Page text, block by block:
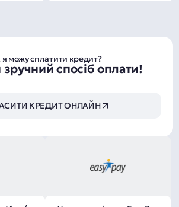
я можу сплатити кредит?
спосіб оплати!
КРЕДИТ ОНЛАЙН